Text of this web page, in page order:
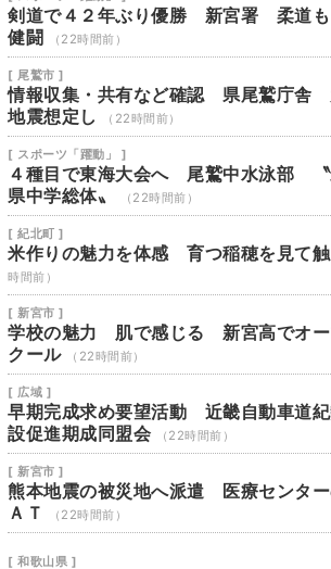
剣道で４２年ぶり優勝 新宮署 柔道も
健闘
（22時間前）
[ 尾鷲市 ]
情報収集・共有など確認 県尾鷲庁舎
地震想定し
（22時間前）
[ スポーツ「躍動」 ]
４種目で東海大会へ 尾鷲中水泳部 〝
県中学総体〟
（22時間前）
[ 紀北町 ]
米作りの魅力を体感 育つ稲穂を見て
時間前）
[ 新宮市 ]
学校の魅力 肌で感じる 新宮高でオー
クール
（22時間前）
[ 広域 ]
早期完成求め要望活動 近畿自動車道
設促進期成同盟会
（22時間前）
[ 新宮市 ]
熊本地震の被災地へ派遣 医療センター
ＡＴ
（22時間前）
[ 和歌山県 ]